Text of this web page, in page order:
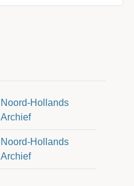
Noord-Hollands
Archief
Noord-Hollands
Archief